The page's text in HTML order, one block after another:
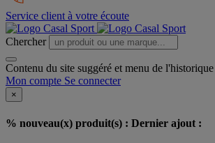
Service client à votre écoute
Chercher
Contenu du site suggéré et menu de
Mon compte Se connecter
×
% nouveau(x) produit(s) : Dernier ajout :